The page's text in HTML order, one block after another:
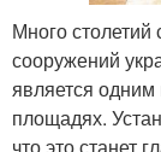
Много
сооружений
является одним
площадях.
что это станет